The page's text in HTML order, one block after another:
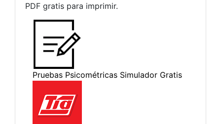
PDF gratis para imprimir.